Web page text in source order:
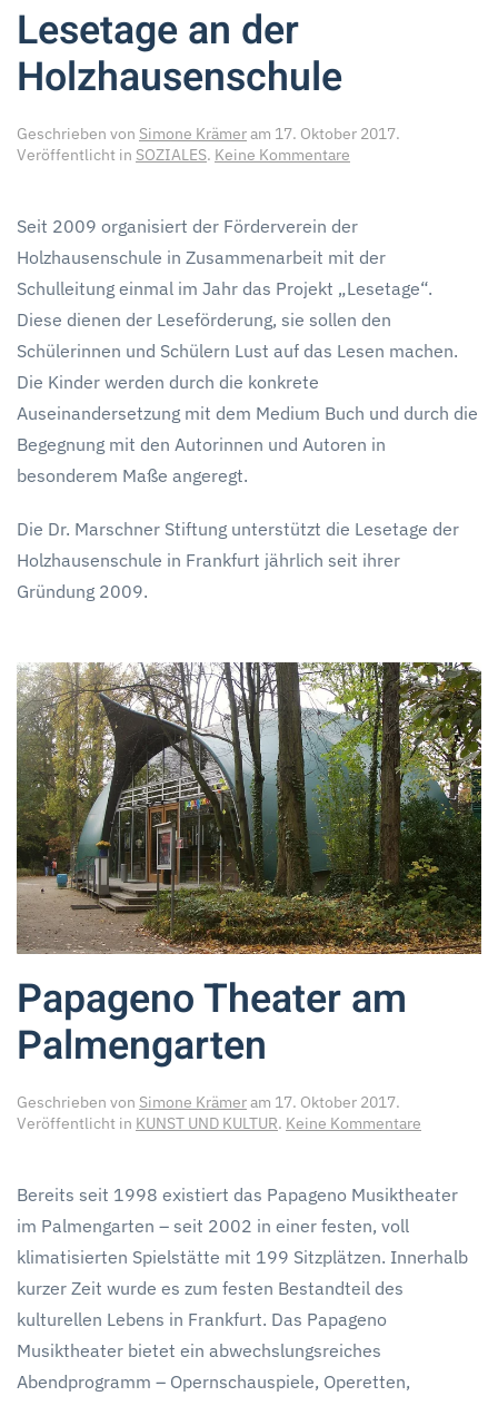
Lesetage an der
Holzhausenschule
Geschrieben von Simone Krämeram 17. Oktober 2017.
Veröffentlicht in SOZIALES. Keine Kommentare
Holzhausenschule
Seit 2009 organisiert der Förderverein der
Holzhausenschule in Zusammenarbeit mit der
Schulleitung einmal im Jahr das Projekt „Lesetage“.
Diese dienen der Leseförderung, sie sollen den
Schülerinnen und Schülern Lust auf das Lesen machen.
Die Kinder werden durch die konkrete
Auseinandersetzung mit dem Medium Buch und durch die
Begegnung mit den Autorinnen und Autoren in
besonderem Maße angeregt.
Die Dr. Marschner Stiftung unterstützt die Lesetage der
Holzhausenschule in Frankfurt jährlich seit ihrer
Gründung 2009.
Papageno Theater am
Palmengarten
Geschrieben von Simone Krämeram 17. Oktober 2017.
Veröffentlicht in KUNST UND KULTUR. Keine Kommentare
am
Bereits seit 1998 existiert das Papageno Musiktheater
im Palmengarten – seit 2002 in einer festen, voll
klimatisierten Spielstätte mit 199 Sitzplätzen. Innerhalb
kurzer Zeit wurde es zum festen Bestandteil des
kulturellen Lebens in Frankfurt. Das Papageno
Musiktheater bietet ein abwechslungsreiches
Abendprogramm – Opernschauspiele, Operetten,